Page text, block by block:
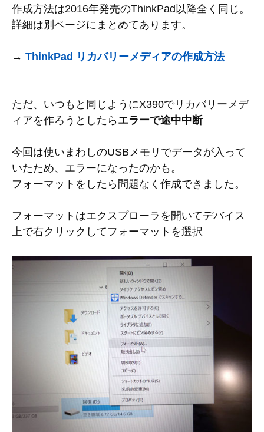
作成方法は2016年発売のThinkPad以降全く同じ。
詳細は別ページにまとめてあります。
→ ThinkPad リカバリーメディアの作成方法
ただ、いつもと同じようにX390でリカバリーメデ
ィアを作ろうとしたら エラーで途中中断
今回は使いまわしのUSBメモリでデータが入って
いたため、エラーになったのかも。
フォーマットをしたら問題なく作成できました。
フォーマットはエクスプローラを開いてデバイス
上で右クリックしてフォーマットを選択